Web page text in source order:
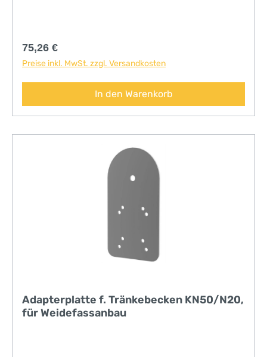
Regulärer Preis:
75,26 €
Preise inkl. MwSt. zzgl. Versandkosten
In den Warenkorb
Adapterplatte f. Tränkebecken KN50/N20,
für Weidefassanbau